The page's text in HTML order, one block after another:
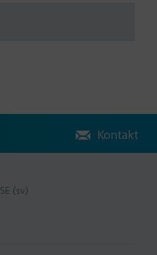
Kontakt
SE (sv)